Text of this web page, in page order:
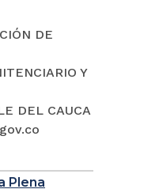
DE
Y
DEL CAUCA
Plena